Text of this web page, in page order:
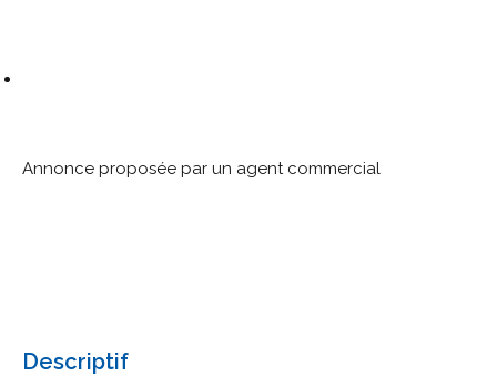
Annonce proposée par un agent commercial
descriptif